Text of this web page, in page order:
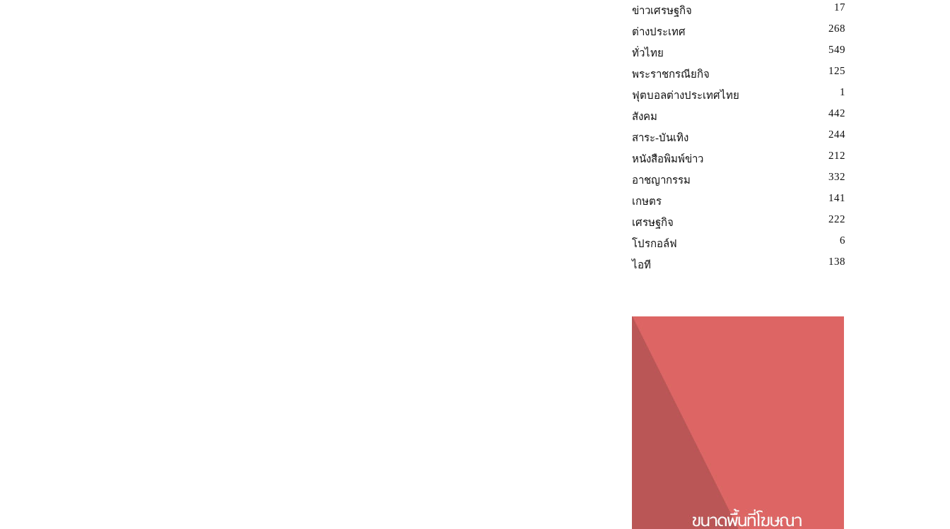
ข่าวเศรษฐกิจ 17
ต่างประเทศ 268
ทั่วไทย 549
พระราชกรณียกิจ 125
ฟุตบอลต่างประเทศไทย 1
สังคม 442
สาระ-บันเทิง 244
หนังสือพิมพ์ข่าว 212
อาชญากรรม 332
เกษตร 141
เศรษฐกิจ 222
โปรกอล์ฟ 6
ไอที 138